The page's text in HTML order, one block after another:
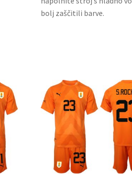
bolj zaščitili barve.